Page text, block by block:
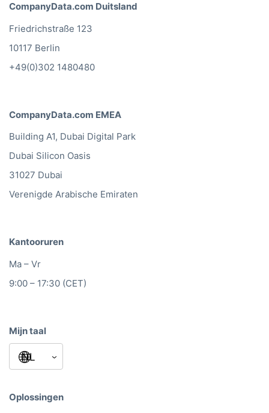
CompanyData.com Duitsland
Friedrichstraße 123
10117 Berlin
+49(0)302 1480480
CompanyData.com EMEA
Building A1, Dubai Digital Park
Dubai Silicon Oasis
31027 Dubai
Verenigde Arabische Emiraten
Kantooruren
Ma – Vr
9:00 – 17:30 (CET)
Mijn taal
Oplossingen